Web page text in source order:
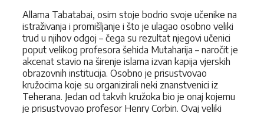
Allama Tabatabai, osim stoje bodrio svoje učenike na
istraživanja i promiš­ljanje i što je ulagao osobno veliki
trud u njihov odgoj – čega su rezultat nje­govi učenici
poput velikog profesora šehida Mutaharija – naročit je
akcenat stavio na širenje islama izvan kapija vjerskih
obrazovnih institucija. Osobno je prisustvovao
kružocima koje su organizirali neki znanstvenici iz
Teherana. Jedan od takvih kružoka bio je onaj kojemu
je prisustvovao pro­fesor Henry Corbin. Ovaj veliki